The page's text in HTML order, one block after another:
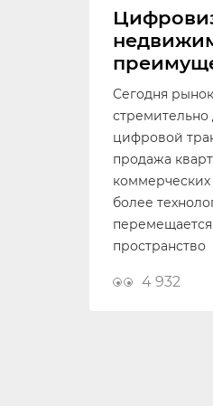
Сегодня
стремительно
цифровой
продажа
коммерческих
более
пространство
4 932